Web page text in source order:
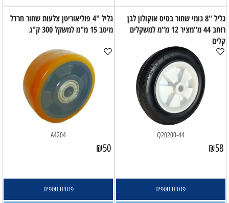
גליל "8 גומי שחור בסיס אוקולון לבן
רוחב 44 מ"מציר 12 מ"מ למשקלים
קלים
Q20200-44
₪58
פרטים נוספים
גליל "4 פוליאוריטן צלעות שחור חרדל
מיסב 15 מ"מ למשקל 300 ק"ג
A4204
₪50
פרטים נוספים